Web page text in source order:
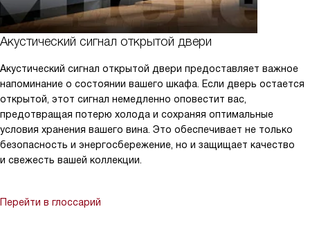
Акустический сигнал открытой двери
Акустический сигнал открытой двери предоставляет важное
напоминание о состоянии вашего шкафа. Если дверь остается
открытой, этот сигнал немедленно оповестит вас,
предотвращая потерю холода и сохраняя оптимальные
условия хранения вашего вина. Это обеспечивает не только
безопасность и энергосбережение, но и защищает качество
и свежесть вашей коллекции.
Перейти в глоссарий